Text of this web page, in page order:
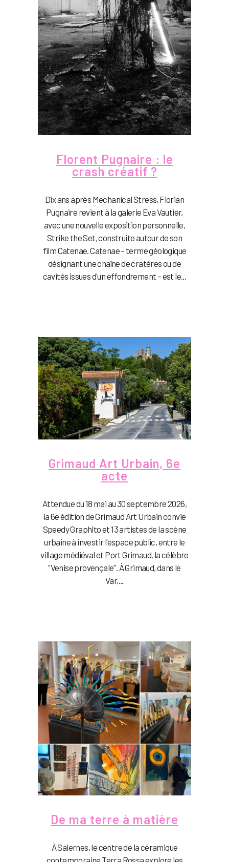
Florent Pugnaire : le
crash créatif ?
Dix ans après Mechanical Stress, Florian
Pugnaire revient à la galerie Eva Vautier,
avec une nouvelle exposition personnelle,
Strike the Set, construite autour de son
film Catenae. Catenae – terme géologique
désignant une chaîne de cratères ou de
cavités issues d'un effondrement – est le...
Grimaud Art Urbain, 6e
acte
Attendue du 18 mai au 30 septembre 2026,
la 6e édition de Grimaud Art Urbain convie
Speedy Graphito et 13 artistes de la scène
urbaine à investir l'espace public, entre le
village médiéval et Port Grimaud, la célèbre
"Venise provençale". À Grimaud, dans le
Var,...
De ma terre à matière
À Salernes, le centre de la céramique
contemporaine Terra Rossa explore les